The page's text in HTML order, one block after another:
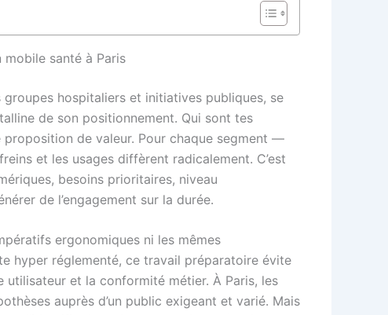
santé à Paris
hospitaliers et initiatives publiques, se
de son positionnement. Qui sont tes
de valeur. Pour chaque segment —
et les usages diffèrent radicalement. C’est
besoins prioritaires, niveau
de l’engagement sur la durée.
ergonomiques ni les mêmes
hyper réglementé, ce travail préparatoire évite
utilisateur et la conformité métier. À Paris, les
auprès d’un public exigeant et varié. Mais